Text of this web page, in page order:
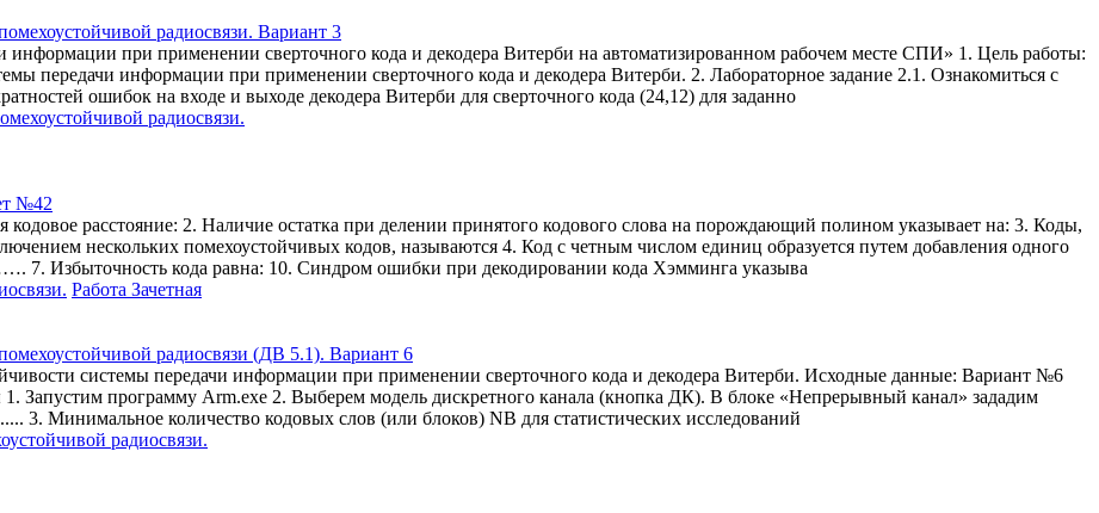
радиосвязи. Вариант 3
информации при применении сверточного кода и декодера Витерби на автоматизированном рабочем месте СПИ» 1. Цель работы:
передачи информации при применении сверточного кода и декодера Витерби. 2. Лабораторное задание 2.1. Ознакомиться с
ошибок на входе и выходе декодера Витерби для сверточного кода (24,12) для заданно
радиосвязи.
№42
расстояние: 2. Наличие остатка при делении принятого кодового слова на порождающий полином указывает на: 3. Коды,
нескольких помехоустойчивых кодов, называются 4. Код с четным числом единиц образуется путем добавления одного
7. Избыточность кода равна: 10. Синдром ошибки при декодировании кода Хэмминга указыва
Работа Зачетная
радиосвязи (ДВ 5.1). Вариант 6
системы передачи информации при применении сверточного кода и декодера Витерби. Исходные данные: Вариант №6
Запустим программу Arm.exe 2. Выберем модель дискретного канала (кнопка ДК). В блоке «Непрерывный канал» зададим
3. Минимальное количество кодовых слов (или блоков) NВ для статистических исследований
радиосвязи.